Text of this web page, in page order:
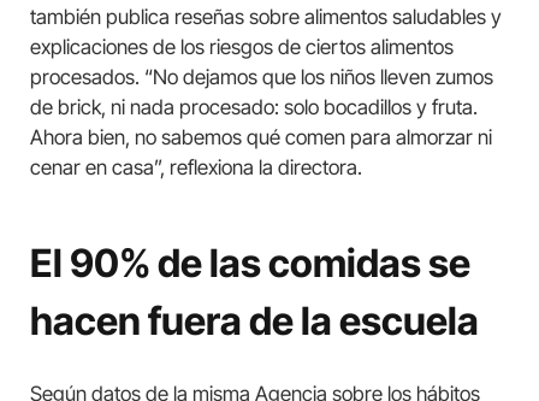
también publica reseñas sobre alimentos saludables y
explicaciones de los riesgos de ciertos alimentos
procesados. “No dejamos que los niños lleven zumos
de brick, ni nada procesado: solo bocadillos y fruta.
Ahora bien, no sabemos qué comen para almorzar ni
cenar en casa”, reflexiona la directora.
El 90% de las comidas se
hacen fuera de la escuela
Según datos de la misma Agencia sobre los hábitos